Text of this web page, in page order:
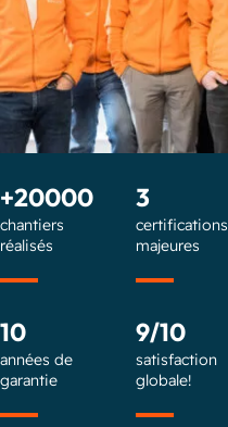
+20000
chantiers
réalisés
3
certifications
majeures
10
années de
garantie
9/10
satisfaction
globale!